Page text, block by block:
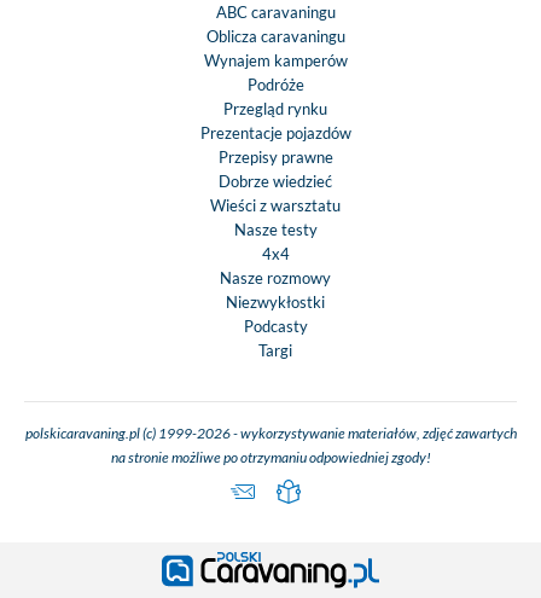
ABC caravaningu
Oblicza caravaningu
Wynajem kamperów
Podróże
Przegląd rynku
Prezentacje pojazdów
Przepisy prawne
Dobrze wiedzieć
Wieści z warsztatu
Nasze testy
4x4
Nasze rozmowy
Niezwykłostki
Podcasty
Targi
polskicaravaning.pl (c) 1999-2026 - wykorzystywanie materiałów, zdjęć zawartych
na stronie możliwe po otrzymaniu odpowiedniej zgody!